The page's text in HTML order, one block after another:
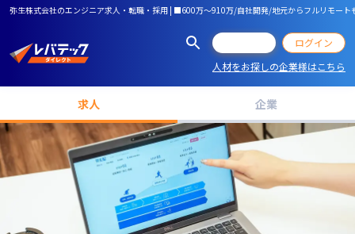
弥生株式会社のエンジニア求人・転職・採用 | ■600万～910万/自社開発/地元からフルリモー
ログイン
人材をお探しの企業様はこちら
求人 企業